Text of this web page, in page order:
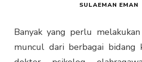
SULAEMAN EMAN
Banyak yang perlu
muncul dari berbagai bidang